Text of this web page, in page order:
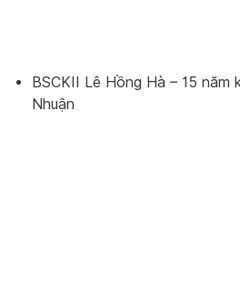
BSCKII Lê Hồng Hà – 15 năm
Nhuận